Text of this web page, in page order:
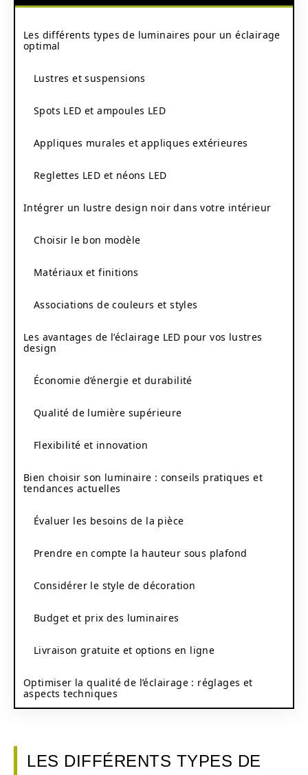
Les différents types de luminaires pour un éclairage
optimal
Lustres et suspensions
Spots LED et ampoules LED
Appliques murales et appliques extérieures
Reglettes LED et néons LED
Intégrer un lustre design noir dans votre intérieur
Choisir le bon modèle
Matériaux et finitions
Associations de couleurs et styles
Les avantages de l’éclairage LED pour vos lustres
design
Économie d’énergie et durabilité
Qualité de lumière supérieure
Flexibilité et innovation
Bien choisir son luminaire : conseils pratiques et
tendances actuelles
Évaluer les besoins de la pièce
Prendre en compte la hauteur sous plafond
Considérer le style de décoration
Budget et prix des luminaires
Livraison gratuite et options en ligne
Optimiser la qualité de l’éclairage : réglages et
aspects techniques
LES DIFFÉRENTS TYPES DE